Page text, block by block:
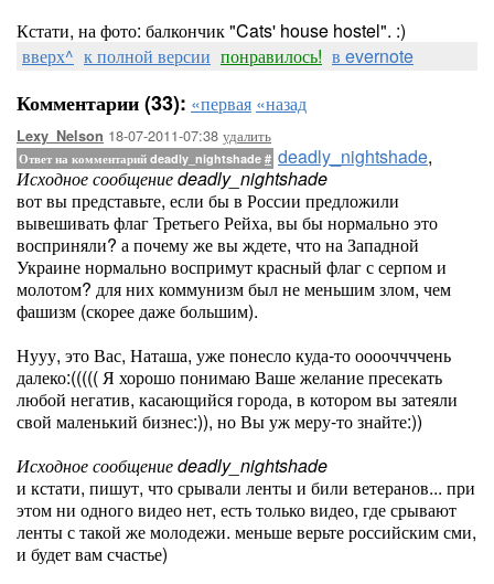
Кстати, на фото: балкончик "Cats' house hostel". :)
вверх^ к полной версии понравилось! в evernote
Комментарии (33): «первая «назад
Lexy_Nelson 18-07-2011-07:38 удалить
Ответ на комментарий deadly_nightshade # deadly_nightshade,
Исходное сообщение deadly_nightshade
вот вы представьте, если бы в России предложили
вывешивать флаг Третьего Рейха, вы бы нормально это
восприняли? а почему же вы ждете, что на Западной
Украине нормально воспримут красный флаг с серпом и
молотом? для них коммунизм был не меньшим злом, чем
фашизм (скорее даже большим).
Нууу, это Вас, Наташа, уже понесло куда-то ооооччччень
далеко:((((( Я хорошо понимаю Ваше желание пресекать
любой негатив, касающийся города, в котором вы затеяли
свой маленький бизнес:)), но Вы уж меру-то знайте:))
Исходное сообщение deadly_nightshade
и кстати, пишут, что срывали ленты и били ветеранов... при
этом ни одного видео нет, есть только видео, где срывают
ленты с такой же молодежи. меньше верьте российским сми,
и будет вам счастье)